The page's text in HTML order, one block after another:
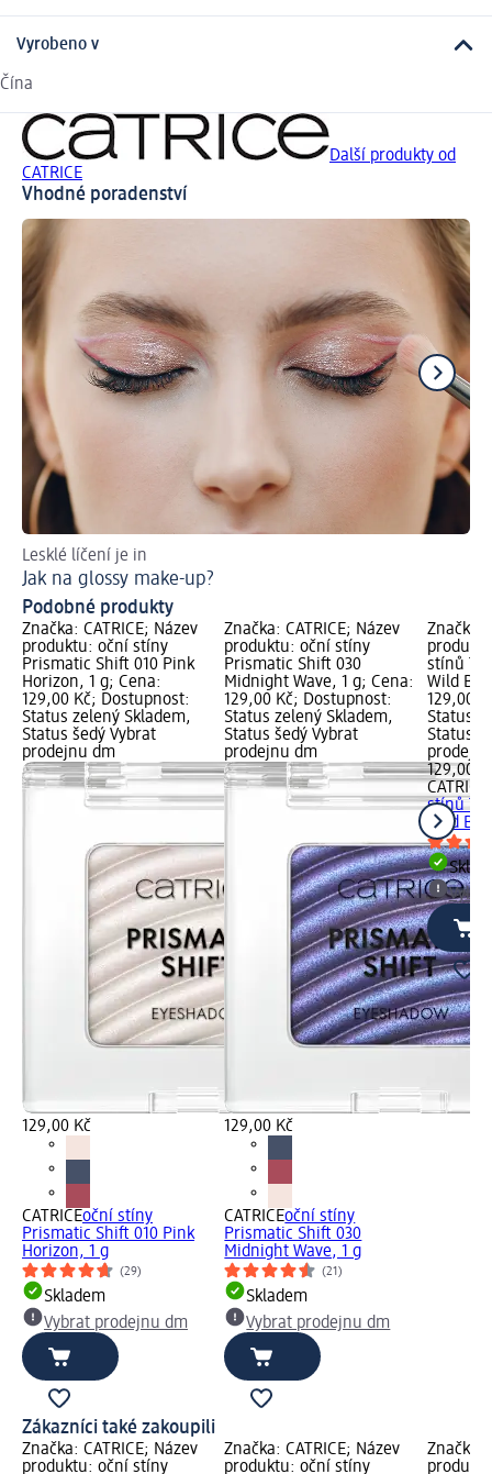
Vyrobeno v
Čína
Další produkty od
CATRICE
Vhodné poradenství
Lesklé líčení je in
Jak na glossy make-up?
Podobné produkty
Značka: CATRICE; Název
produktu: oční stíny
Prismatic Shift 010 Pink
Horizon, 1 g; Cena:
129,00 Kč; Dostupnost:
Status zelený Skladem,
Status šedý Vybrat
prodejnu dm
129,00 Kč
CATRICEoční stíny
Prismatic Shift 010 Pink
Horizon, 1 g
(29)
Skladem
Vybrat prodejnu dm
Značka: CATRICE; Název
produktu: oční stíny
Prismatic Shift 030
Midnight Wave, 1 g; Cena:
129,00 Kč; Dostupnost:
Status zelený Skladem,
Status šedý Vybrat
prodejnu dm
129,00 Kč
CATRICEoční stíny
Prismatic Shift 030
Midnight Wave, 1 g
(21)
Skladem
Vybrat prodejnu dm
Značka:
stínů
Wild
129,00
Status
Status
129,00
CATRICE
stínů
Wild
Zákazníci také zakoupili
Značka: CATRICE; Název
produktu: oční stíny
Značka: CATRICE; Název
produktu: oční stíny
Značka: